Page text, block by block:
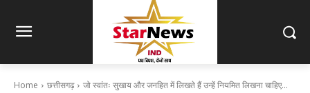
Home छत्तीसगढ़ जो स्वांतः सुखाय और जनहित में लिखते हैं उन्हें नियमित लिखना चाहिए...